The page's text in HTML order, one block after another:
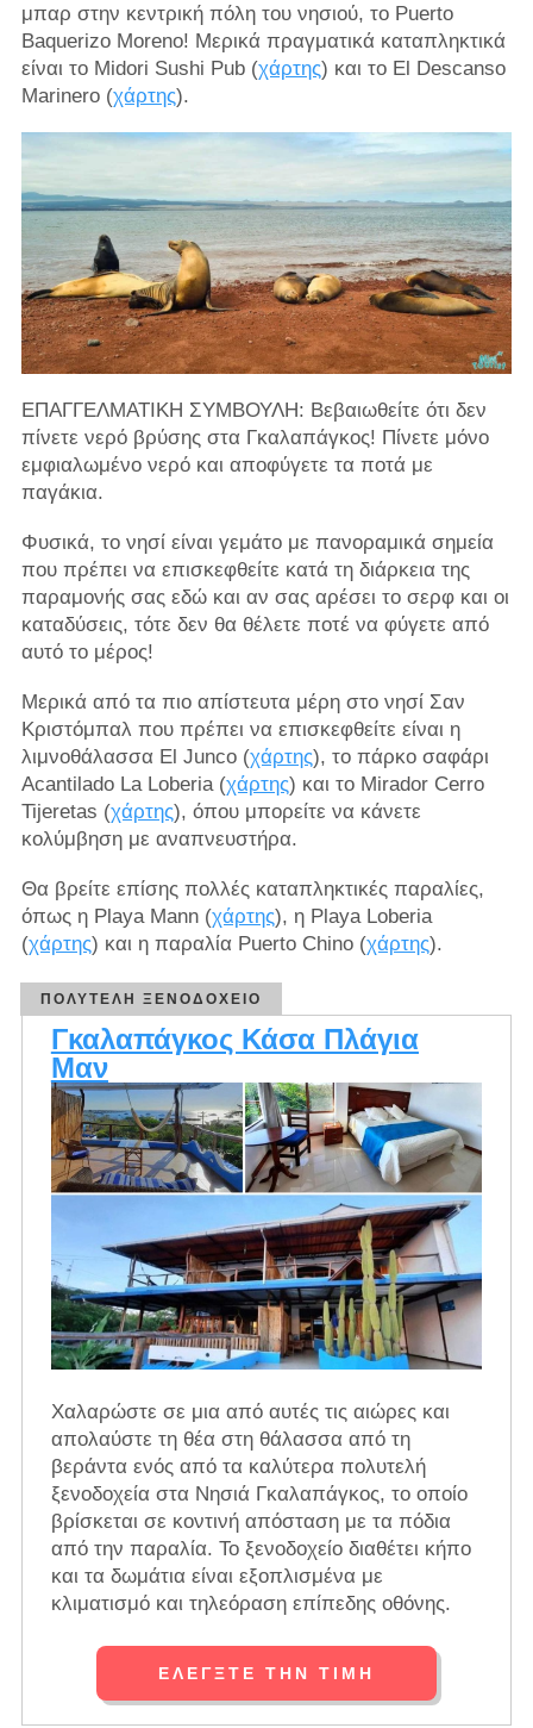
μπαρ στην κεντρική πόλη του νησιού, το Puerto
Baquerizo Moreno! Μερικά πραγματικά καταπληκτικά
είναι το Midori Sushi Pub (χάρτης) και το El Descanso
Marinero (χάρτης).
ΕΠΑΓΓΕΛΜΑΤΙΚΗ ΣΥΜΒΟΥΛΗ: Βεβαιωθείτε ότι δεν
πίνετε νερό βρύσης στα Γκαλαπάγκος! Πίνετε μόνο
εμφιαλωμένο νερό και αποφύγετε τα ποτά με
παγάκια.
Φυσικά, το νησί είναι γεμάτο με πανοραμικά σημεία
που πρέπει να επισκεφθείτε κατά τη διάρκεια της
παραμονής σας εδώ και αν σας αρέσει το σερφ και οι
καταδύσεις, τότε δεν θα θέλετε ποτέ να φύγετε από
αυτό το μέρος!
Μερικά από τα πιο απίστευτα μέρη στο νησί Σαν
Κριστόμπαλ που πρέπει να επισκεφθείτε είναι η
λιμνοθάλασσα El Junco (χάρτης), το πάρκο σαφάρι
Acantilado La Loberia (χάρτης) και το Mirador Cerro
Tijeretas (χάρτης), όπου μπορείτε να κάνετε
κολύμβηση με αναπνευστήρα.
Θα βρείτε επίσης πολλές καταπληκτικές παραλίες,
όπως η Playa Mann (χάρτης), η Playa Loberia
(χάρτης) και η παραλία Puerto Chino (χάρτης).
ΠΟΛΥΤΕΛΉ ΞΕΝΟΔΟΧΕΊΟ
Γκαλαπάγκος Κάσα Πλάγια
Μαν
Χαλαρώστε σε μια από αυτές τις αιώρες και
απολαύστε τη θέα στη θάλασσα από τη
βεράντα ενός από τα καλύτερα πολυτελή
ξενοδοχεία στα Νησιά Γκαλαπάγκος, το οποίο
βρίσκεται σε κοντινή απόσταση με τα πόδια
από την παραλία. Το ξενοδοχείο διαθέτει κήπο
και τα δωμάτια είναι εξοπλισμένα με
κλιματισμό και τηλεόραση επίπεδης οθόνης.
ΕΛΈΓΞΤΕ ΤΗΝ ΤΙΜΉ